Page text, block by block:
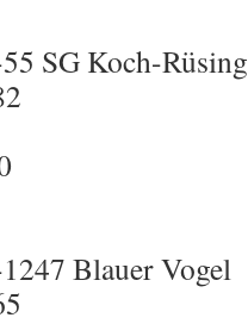
SG Koch-Rüsing
Blauer Vogel